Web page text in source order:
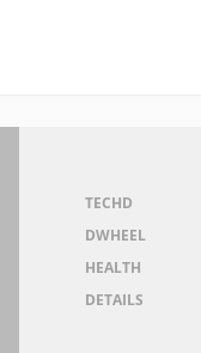
TECHD
DWHEEL
HEALTH
DETAILS